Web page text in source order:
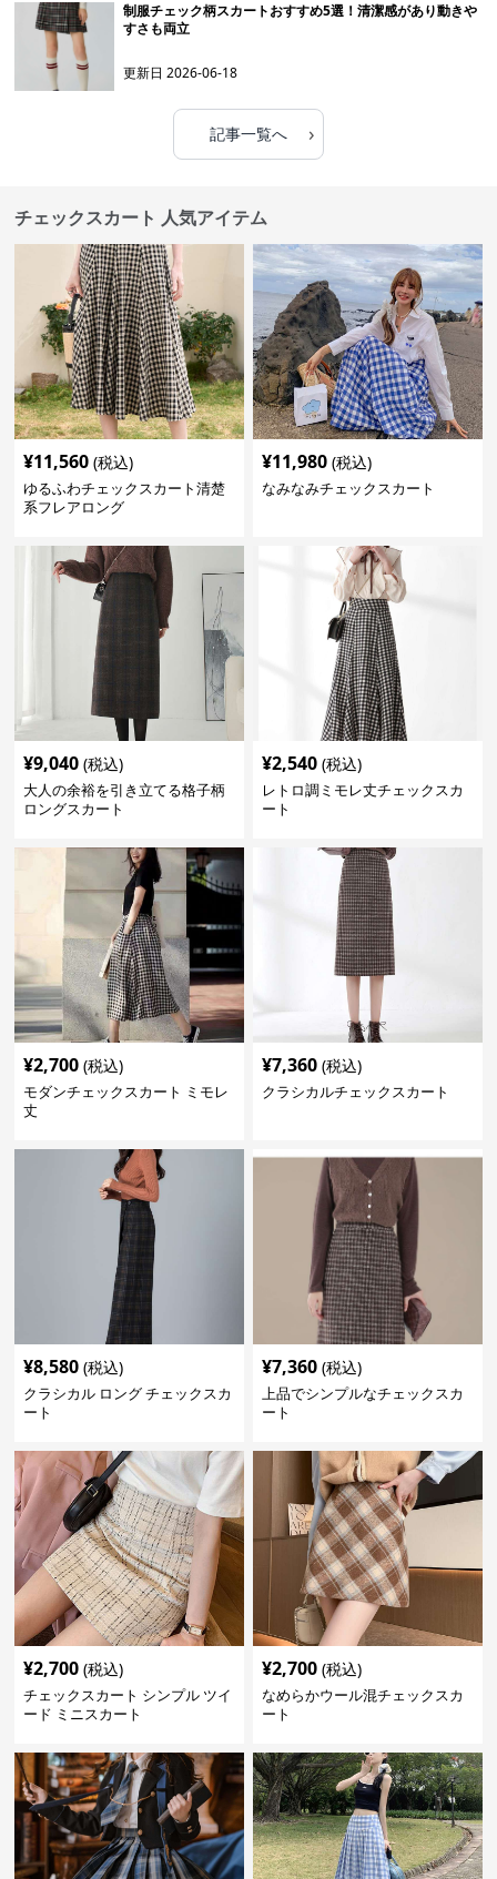
制服チェック柄スカートおすすめ5選！清潔感があり動きや
すさも両立
更新日2026-06-18
記事一覧へ ›
チェックスカート 人気アイテム
¥11,560 (税込)
ゆるふわチェックスカート清楚
系フレアロング
¥11,980 (税込)
なみなみチェックスカート
¥9,040 (税込)
大人の余裕を引き立てる格子柄
ロングスカート
¥2,540 (税込)
レトロ調ミモレ丈チェックスカ
ート
¥2,700 (税込)
モダンチェックスカート ミモレ
丈
¥7,360 (税込)
クラシカルチェックスカート
¥8,580 (税込)
クラシカル ロング チェックスカ
ート
¥7,360 (税込)
上品でシンプルなチェックスカ
ート
¥2,700 (税込)
チェックスカート シンプル ツイ
ード ミニスカート
¥2,700 (税込)
なめらかウール混チェックスカ
ート